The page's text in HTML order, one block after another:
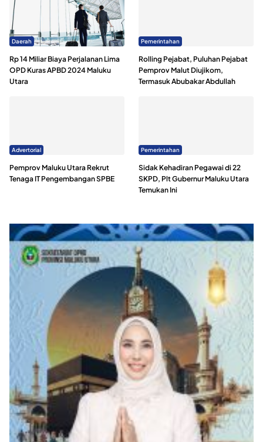
Daerah
Rp 14 Miliar Biaya Perjalanan Lima
OPD Kuras APBD 2024 Maluku
Utara
Pemerintahan
Rolling Pejabat, Puluhan Pejabat
Pemprov Malut Diujikom,
Termasuk Abubakar Abdullah
Advertorial
Pemprov Maluku Utara Rekrut
Tenaga IT Pengembangan SPBE
Pemerintahan
Sidak Kehadiran Pegawai di 22
SKPD, Plt Gubernur Maluku Utara
Temukan Ini